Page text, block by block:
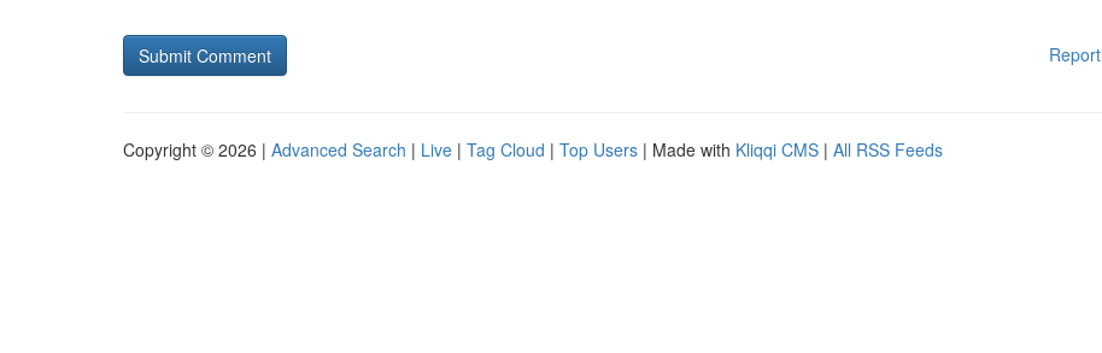
Copyright © 2026 | Advanced Search | Live | Tag Cloud | Top Users | Made with Kliqqi CMS | All RSS Feeds